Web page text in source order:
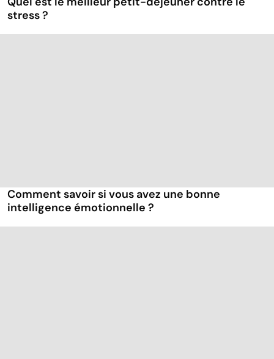
stress ?
Comment savoir si vous avez une bonne
intelligence émotionnelle ?